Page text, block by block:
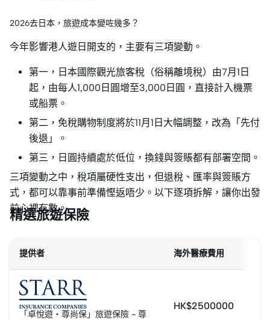
2026去日本，旅遊成本變咗幾多？
今年影響港人遊日開支的，主要有三項變動。
第一，日本國際觀光旅客稅（俗稱離境稅）由7月1日
起，由每人1,000日圓增至3,000日圓，直接計入機票
或船票。
第二，免稅購物制度將於11月1日大幅調整，改為「先付
後退」。
第三，日圓持續處於低位，換錢與簽賬都有部署空間。
三項變動之中，稅項屬硬性支出，但退稅、匯率與簽賬方
式，都可以靠事前準備慳返唔少。以下逐項拆解，讓你出發
前心裡有數。
精選旅遊保險
提供者 海外醫療費用
「卓悅遊・尊尚保」旅遊保險 - 尊
HK$2500000